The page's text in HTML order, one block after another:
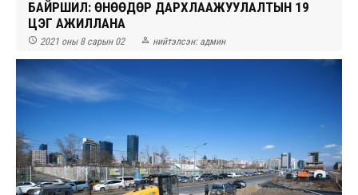
БАЙРШИЛ: ӨНӨӨДӨР ДАРХЛААЖУУЛАЛТЫН 19
ЦЭГ АЖИЛЛАНА
 2021 оны 8 сарын 02  нийтэлсэн: админ